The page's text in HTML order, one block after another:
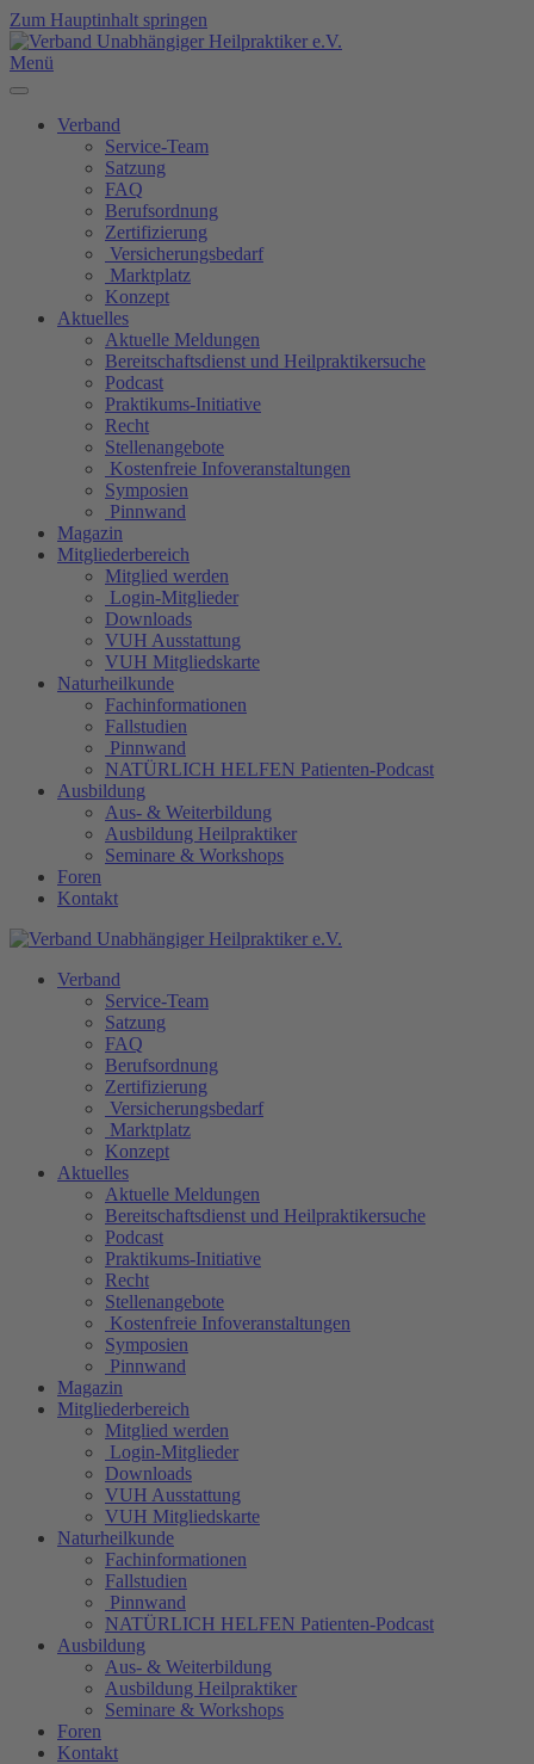
Zum Hauptinhalt springen
Menü
Verband
Service-Team
Satzung
FAQ
Berufsordnung
Zertifizierung
Versicherungsbedarf
Marktplatz
Konzept
Aktuelles
Aktuelle Meldungen
Bereitschaftsdienst und Heilpraktikersuche
Podcast
Praktikums-Initiative
Recht
Stellenangebote
Kostenfreie Infoveranstaltungen
Symposien
Pinnwand
Magazin
Mitgliederbereich
Mitglied werden
Login-Mitglieder
Downloads
VUH Ausstattung
VUH Mitgliedskarte
Naturheilkunde
Fachinformationen
Fallstudien
Pinnwand
NATÜRLICH HELFEN Patienten-Podcast
Ausbildung
Aus- & Weiterbildung
Ausbildung Heilpraktiker
Seminare & Workshops
Foren
Kontakt
Verband
Service-Team
Satzung
FAQ
Berufsordnung
Zertifizierung
Versicherungsbedarf
Marktplatz
Konzept
Aktuelles
Aktuelle Meldungen
Bereitschaftsdienst und Heilpraktikersuche
Podcast
Praktikums-Initiative
Recht
Stellenangebote
Kostenfreie Infoveranstaltungen
Symposien
Pinnwand
Magazin
Mitgliederbereich
Mitglied werden
Login-Mitglieder
Downloads
VUH Ausstattung
VUH Mitgliedskarte
Naturheilkunde
Fachinformationen
Fallstudien
Pinnwand
NATÜRLICH HELFEN Patienten-Podcast
Ausbildung
Aus- & Weiterbildung
Ausbildung Heilpraktiker
Seminare & Workshops
Foren
Kontakt